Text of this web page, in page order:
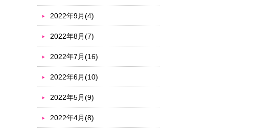
2022年9月(4)
2022年8月(7)
2022年7月(16)
2022年6月(10)
2022年5月(9)
2022年4月(8)